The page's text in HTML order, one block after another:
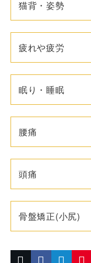
猫背・姿勢
疲れや疲労
眠り・睡眠
腰痛
頭痛
骨盤矯正(小尻)